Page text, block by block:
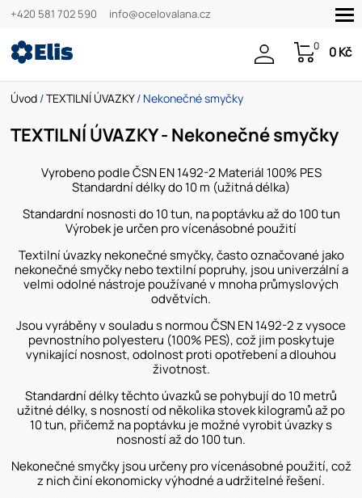
+420 581 702 590 info@ocelovalana.cz
0 0 Kč
Úvod /TEXTILNÍ ÚVAZKY/ Nekonečné smyčky
TEXTILNÍ ÚVAZKY - Nekonečné smyčky
Vyrobeno podle ČSN EN 1492-2 Materiál 100% PES
Standardní délky do 10 m (užitná délka)
Standardní nosnosti do 10 tun, na poptávku až do 100 tun
Výrobek je určen pro vícenásobné použití
Textilní úvazky nekonečné smyčky, často označované jako
nekonečné smyčky nebo textilní popruhy, jsou univerzální a
velmi odolné nástroje používané v mnoha průmyslových
odvětvích.
Jsou vyráběny v souladu s normou ČSN EN 1492-2 z vysoce
pevnostního polyesteru (100% PES), což jim poskytuje
vynikající nosnost, odolnost proti opotřebení a dlouhou
životnost.
Standardní délky těchto úvazků se pohybují do 10 metrů
užitné délky, s nosností od několika stovek kilogramů až po
10 tun, přičemž na poptávku je možné vyrobit úvazky s
nosností až do 100 tun.
Nekonečné smyčky jsou určeny pro vícenásobné použití, což
z nich činí ekonomicky výhodné a udržitelné řešení.